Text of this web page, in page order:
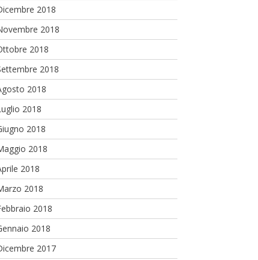
2018
2018
2018
2018
2018
2018
2018
2018
2018
2018
2018
2018
2017